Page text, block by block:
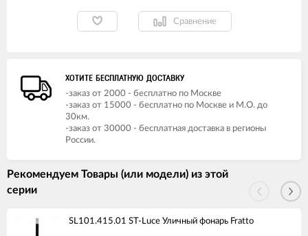
Сравнение
ХОТИТЕ БЕСПЛАТНУЮ ДОСТАВКУ
-заказ от 2000 - бесплатно по Москве
-заказ от 15000 - бесплатно по Москве и М.О. до
30км.
-заказ от 30000 - бесплатная доставка в регионы
России.
Рекомендуем Товары (или модели) из этой
серии
SL101.415.01 ST-Luce Уличный фонарь Fratto